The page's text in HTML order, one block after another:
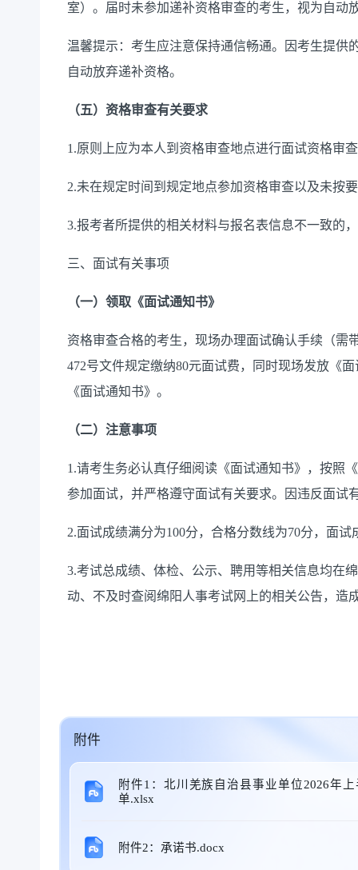
室）。届时未参加递补资格审查的考生，视为自动
温馨提示：考生应注意保持通信畅通。因考生提供
自动放弃递补资格。
（五）资格审查有关要求
1.原则上应为本人到资格审查地点进行面试资格审
2.未在规定时间到规定地点参加资格审查以及未按
3.报考者所提供的相关材料与报名表信息不一致的
三、面试有关事项
（一）领取《面试通知书》
资格审查合格的考生，现场办理面试确认手续（需
472号文件规定缴纳80元面试费，同时现场发放《
《面试通知书》。
（二）注意事项
1.请考生务必认真仔细阅读《面试通知书》，按照
参加面试，并严格遵守面试有关要求。因违反面试
2.面试成绩满分为100分，合格分数线为70分，面
3.考试总成绩、体检、公示、聘用等相关信息均在
动、不及时查阅绵阳人事考试网上的相关公告，造
附件
附件1：北川羌族自治县事业单位2026年
单.xlsx
附件2：承诺书.docx